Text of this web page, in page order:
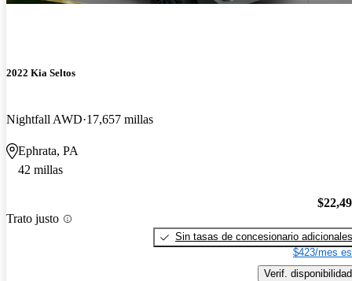
2022 Kia Seltos
Nightfall AWD 17,657 millas
Ephrata, PA
42 millas
Trato justo
Sin tasas de concesionario adicionales
$423/mes
Verif. disponibilidad